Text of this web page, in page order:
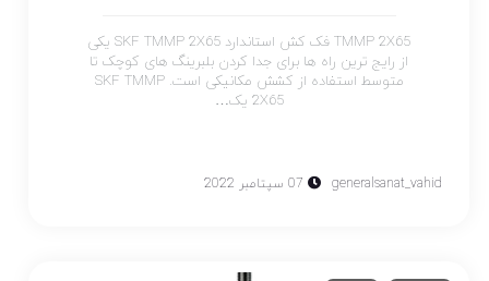
TMMP 2X65 فک کش استاندارد SKF TMMP 2X65 یکی
از رایج ترین راه ها برای جدا کردن بلبرینگ های کوچک تا
متوسط ​​استفاده از کشش مکانیکی است. SKF TMMP
2X65 یک…
generalsanat_vahid 07 سپتامبر 2022